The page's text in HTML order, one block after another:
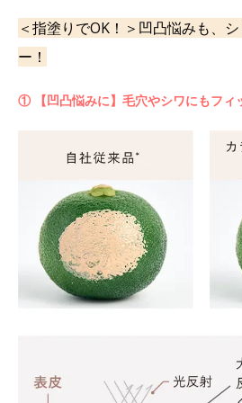
＜指塗りでOK！＞凹凸悩みも、
ー！
① 【凹凸悩みに】毛穴やシワにもフィ